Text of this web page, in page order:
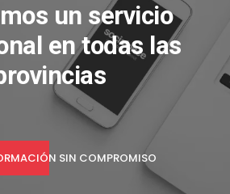
un servicio
en todas las
SIN COMPROMISO